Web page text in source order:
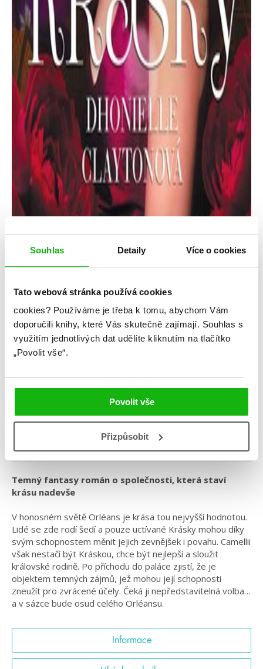
Souhlas Detaily Více o cookies
Tato webová stránka používá cookies
cookies? Používáme je třeba k tomu, abychom Vám
doporučili knihy, které Vás skutečně zajímají. Souhlas s
využitím jednotlivých dat udělíte kliknutím na tlačítko
„Povolit vše“.
Povolit vše
Přizpůsobit
Žánr: Fantasy
Série: Krásky
Krásky
#českáobálka #dhonielleclayton
Temný fantasy román o společnosti, která staví
krásu nadevše
V honosném světě Orléans je krása tou nejvyšší hodnotou.
Lidé se zde rodí šedí a pouze uctívané Krásky mohou díky
svým schopnostem měnit jejich zevnějšek i povahu. Camellii
však nestačí být Kráskou, chce být nejlepší a sloužit
královské rodině. Po příchodu do paláce zjistí, že je
objektem temných zájmů, jež mohou její schopnosti
zneužít pro zvrácené účely. Čeká ji nepředstavitelná volba…
a v sázce bude osud celého Orléansu.
Informace